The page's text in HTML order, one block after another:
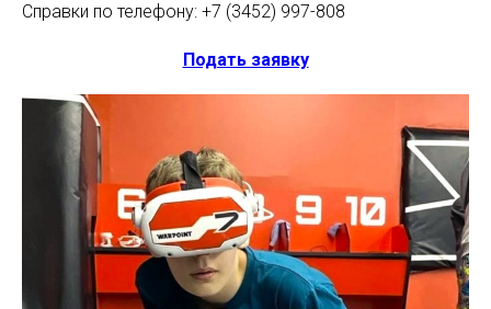
Справки по телефону: +7 (3452) 997-808
Подать заявку